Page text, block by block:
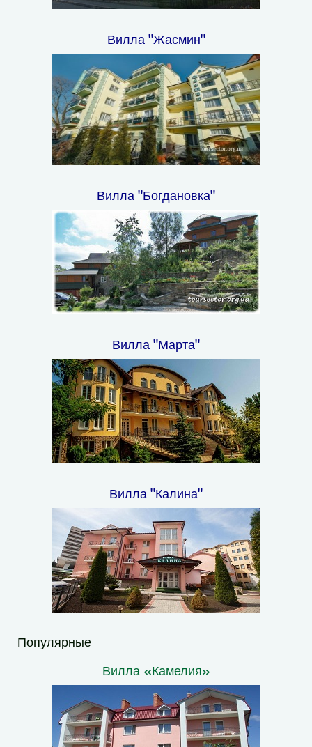
Вилла "Жасмин"
Вилла "Богдановка"
Вилла "Марта"
Вилла "Калина"
Популярные
Вилла «Камелия»